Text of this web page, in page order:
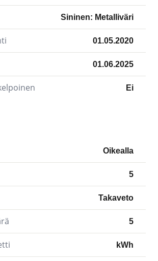
Sininen: Metalliväri
01.05.2020
01.06.2025
Ei
Oikealla
5
Takaveto
5
kWh